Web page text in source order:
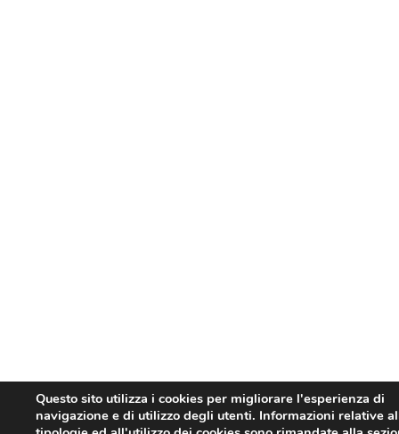
Questo sito utilizza i cookies per migliorare l'esperienza di
navigazione e di utilizzo degli utenti. Informazioni relative